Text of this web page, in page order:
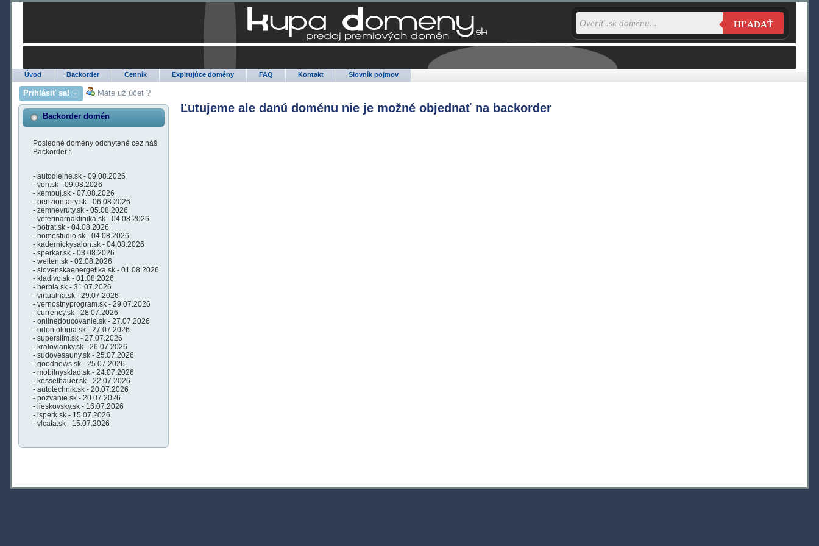
Úvod Backorder Cenník Expirujúce domény FAQ Kontakt Slovník pojmov
HĽADAŤ
Prihlásiť sa! Máte už účet ?
Backorder domén
Posledné domény odchytené cez náš
Backorder :
- autodielne.sk - 09.08.2026
- von.sk - 09.08.2026
- kempuj.sk - 07.08.2026
- penziontatry.sk - 06.08.2026
- zemnevruty.sk - 05.08.2026
- veterinarnaklinika.sk - 04.08.2026
- potrat.sk - 04.08.2026
- homestudio.sk - 04.08.2026
- kadernickysalon.sk - 04.08.2026
- sperkar.sk - 03.08.2026
- welten.sk - 02.08.2026
- slovenskaenergetika.sk - 01.08.2026
- kladivo.sk - 01.08.2026
- herbia.sk - 31.07.2026
- virtualna.sk - 29.07.2026
- vernostnyprogram.sk - 29.07.2026
- currency.sk - 28.07.2026
- onlinedoucovanie.sk - 27.07.2026
- odontologia.sk - 27.07.2026
- superslim.sk - 27.07.2026
- kralovianky.sk - 26.07.2026
- sudovesauny.sk - 25.07.2026
- goodnews.sk - 25.07.2026
- mobilnysklad.sk - 24.07.2026
- kesselbauer.sk - 22.07.2026
- autotechnik.sk - 20.07.2026
- pozvanie.sk - 20.07.2026
- lieskovsky.sk - 16.07.2026
- isperk.sk - 15.07.2026
- vlcata.sk - 15.07.2026
Ľutujeme ale danú doménu nie je možné objednať na backorder